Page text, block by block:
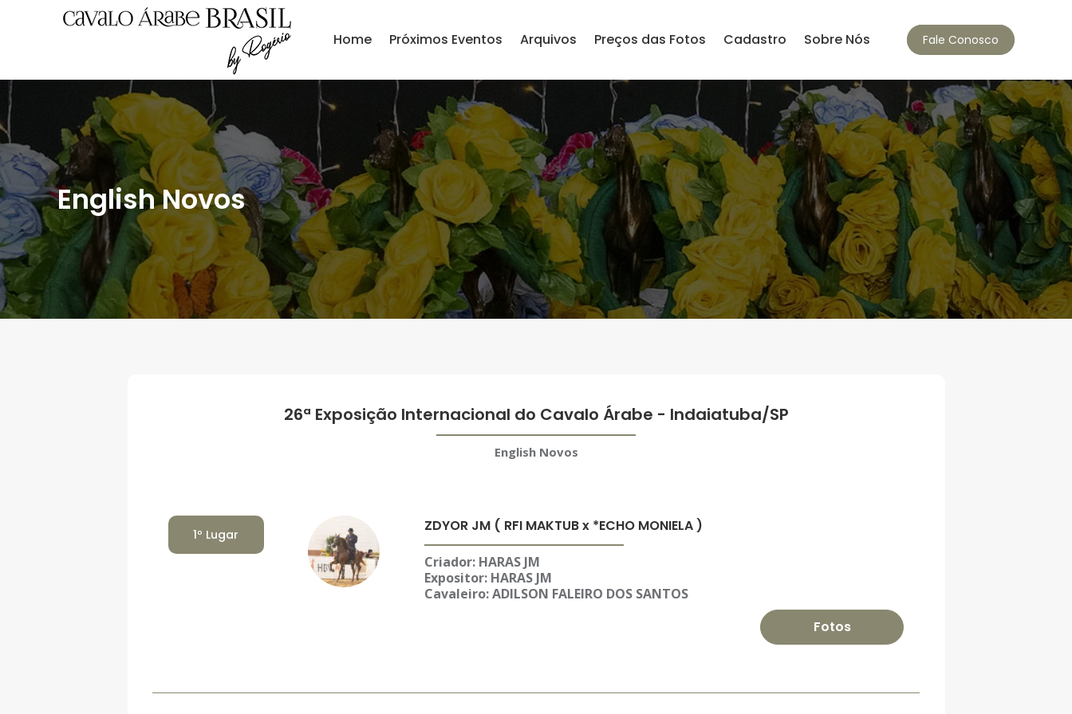
Home Próximos Eventos Arquivos Preços das Fotos Cadastro Sobre Nós Fale Conosco
English Novos
26ª Exposição Internacional do Cavalo Árabe - Indaiatuba/SP
English Novos
1º Lugar ZDYOR JM ( RFI MAKTUB x *ECHO MONIELA )
Criador: HARAS JM
Expositor: HARAS JM
Cavaleiro: ADILSON FALEIRO DOS SANTOS
Fotos